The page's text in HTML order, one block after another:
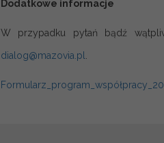
Dodatkowe informacje
W przypadku pytań bądź
dialog@mazovia.pl